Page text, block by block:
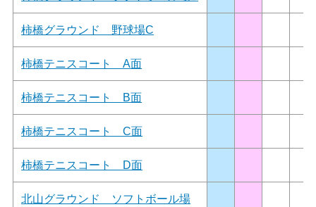
柿橋グラウンド 野球場C
柿橋テニスコート A面
柿橋テニスコート B面
柿橋テニスコート C面
柿橋テニスコート D面
北山グラウンド ソフトボール場